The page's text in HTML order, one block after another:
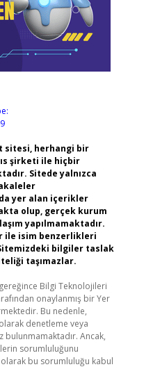
sitesi, herhangi bir
şirketi ile hiçbir
Sitede yalnızca
yer alan içerikler
olup, gerçek kurum
yapılmamaktadır.
ile isim benzerlikleri
bilgiler taslak
taşımazlar.
gereğince Bilgi Teknolojileri
onaylanmış bir Yer
Bu nedenle,
denetleme veya
bulunmamaktadır. Ancak,
sorumluluğunu
bu sorumluluğu kabul